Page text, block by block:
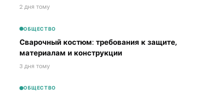
2 дня тому
ОБЩЕСТВО
Сварочный костюм: требования к защите,
материалам и конструкции
3 дня тому
ОБЩЕСТВО